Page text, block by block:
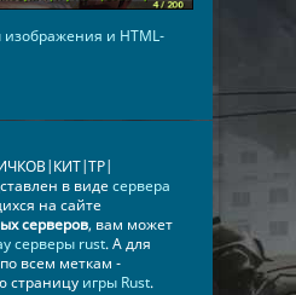
изображения и HTML-
в видесервера
на сайте
серверов, вам может
серверы rust. А для
всем меткам -
страницу игры Rust.